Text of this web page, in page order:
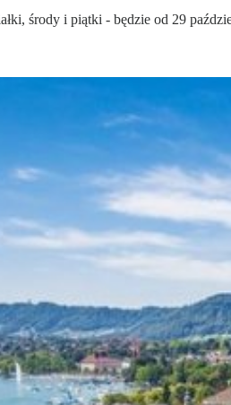
środy i piątki - będzie od 29